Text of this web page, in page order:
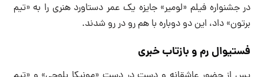
در جشنواره فیلم «لومیر» جایزه یک عمر دستاورد هنری را به «تیم
برتون» داد، این دو دوباره با هم رو در رو شدند.
فستیوال رم و بازتاب خبری